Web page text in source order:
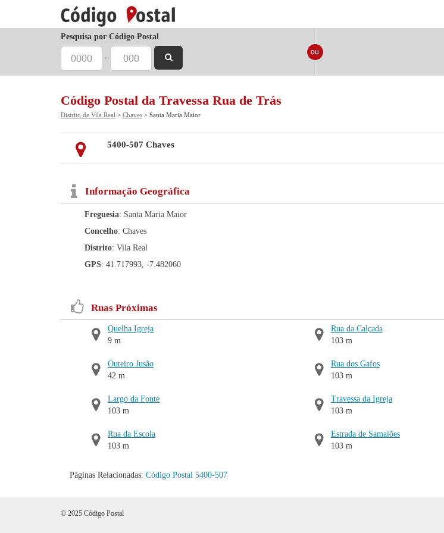
Pesquisa por Código Postal
-
Código Postal da Travessa Rua de Trás
Distrito de Vila Real > Chaves > Santa Maria Maior
5400-507 Chaves
Informação Geográfica
Freguesia: Santa Maria Maior
Concelho: Chaves
Distrito: Vila Real
GPS: 41.717993, -7.482060
Ruas Próximas
Quelha Igreja
9 m
Outeiro Jusão
42 m
Largo da Fonte
103 m
Rua da Escola
103 m
Rua da Calçada
103 m
Rua dos Gafos
103 m
Travessa da Igreja
103 m
Estrada de Samaiões
103 m
Páginas Relacionadas: Código Postal 5400-507
© 2025 Código Postal